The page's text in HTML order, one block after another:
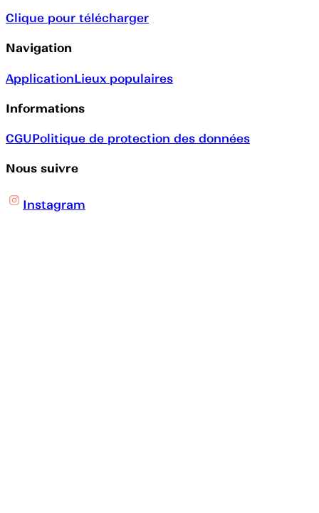
Clique pour télécharger
Navigation
ApplicationLieux populaires
Informations
CGUPolitique de protection des données
Nous suivre
Instagram